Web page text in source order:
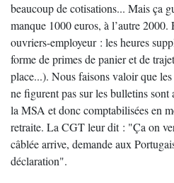
beaucoup de cotisations... Mais ça
manque 1000 euros, à l’autre
ouvriers-employeur : les heures
forme de primes de panier et de
place...). Nous faisons valoir que
ne figurent pas sur les bulletins sont
la MSA et donc comptabilisées en
retraite. La CGT leur dit : "Ça on
câblée arrive, demande aux
déclaration".